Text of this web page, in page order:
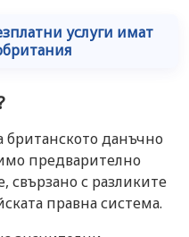
услуги имат
британското данъчно
предварително
свързано с разликите
правна система.